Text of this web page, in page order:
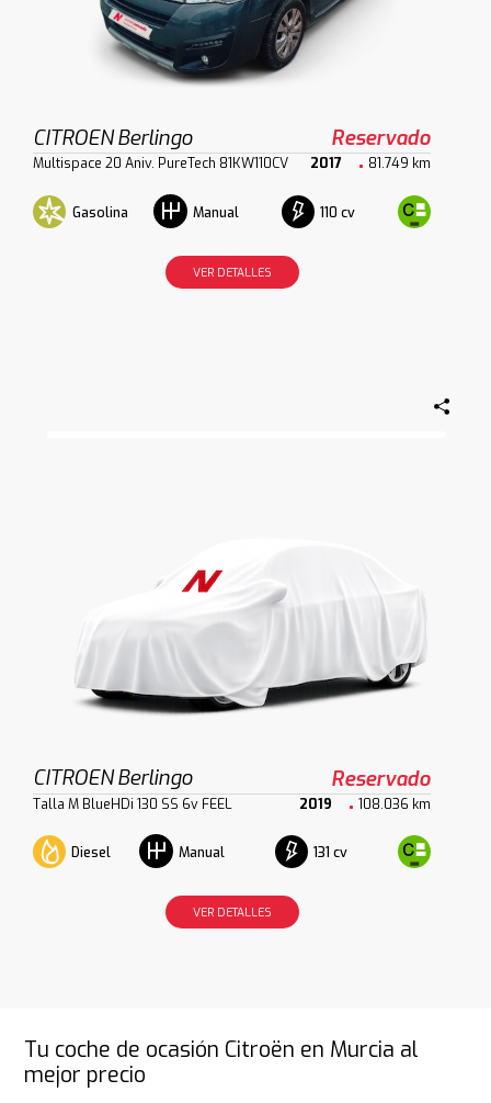
CITROEN Berlingo Reservado
Multispace 20 Aniv. PureTech 81KW110CV 2017 81.749 km
Gasolina Manual 110 cv
VER DETALLES
CITROEN Berlingo Reservado
Talla M BlueHDi 130 SS 6v FEEL 2019 108.036 km
Diesel Manual 131 cv
VER DETALLES
Tu coche de ocasión Citroën en Murcia al
mejor precio